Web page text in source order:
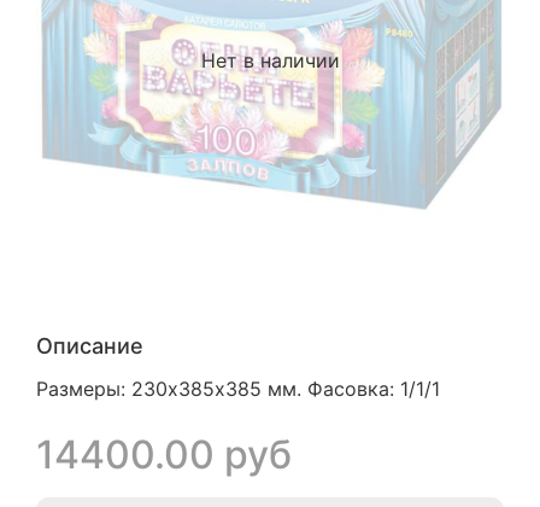
Нет в наличии
Описание
Размеры: 230х385х385 мм. Фасовка: 1/1/1
14400.00 руб